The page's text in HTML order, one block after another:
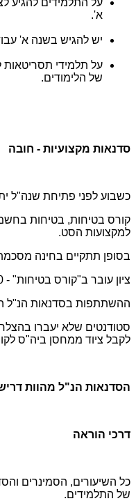
א'.
יש להגיש בשנה א'
על תלמידי
של הלימודים.
סדנאות מקצועיות - חובה
כשבוע לפני פתיחת שנה"ל
קורס בטיחות, בטיחות
למקצועות הסט.
בסופן תתקיים בחינה
ציון עובר ב"קורס בטיחות" - 60.
ההשתתפות בסדנאות הנ"ל
סטודנטים שלא יעברו
לקבל ציוד ממחסן ביה"ס
הסדנאות הנ"ל מהוות
דרכי הוראה
כל השיעורים, הסמינרים
של התלמידים.